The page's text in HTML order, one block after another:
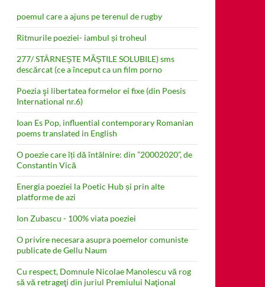
poemul care a ajuns pe terenul de rugby
Ritmurile poeziei- iambul și troheul
277/ STÂRNEȘTE MĂȘTILE SOLUBILE) sms
descărcat (ce a început ca un film porno
Poezia şi libertatea formelor ei fixe (din Poesis
International nr.6)
Ioan Es Pop, influential contemporary Romanian
poems translated in English
O poezie care îți dă întâlnire: din ”20002020”, de
Constantin Vică
Energia poeziei la Poetic Hub și prin alte
platforme de azi
Ion Zubascu - 100% viata poeziei
O privire necesara asupra poemelor comuniste
publicate de Gellu Naum
Cu respect, Domnule Nicolae Manolescu vă rog
să vă retrageţi din juriul Premiului Naţional